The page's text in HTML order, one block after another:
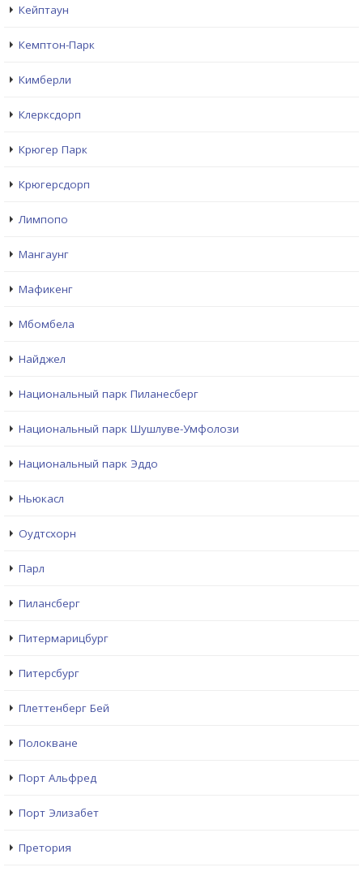
Кейптаун
Кемптон-Парк
Кимберли
Клерксдорп
Крюгер Парк
Крюгерсдорп
Лимпопо
Мангаунг
Мафикенг
Мбомбела
Найджел
Национальный парк Пиланесберг
Национальный парк Шушлуве-Умфолози
Национальный парк Эддо
Ньюкасл
Оудтсхорн
Парл
Пилансберг
Питермарицбург
Питерсбург
Плеттенберг Бей
Полокване
Порт Альфред
Порт Элизабет
Претория